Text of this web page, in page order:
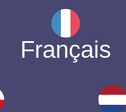
Français